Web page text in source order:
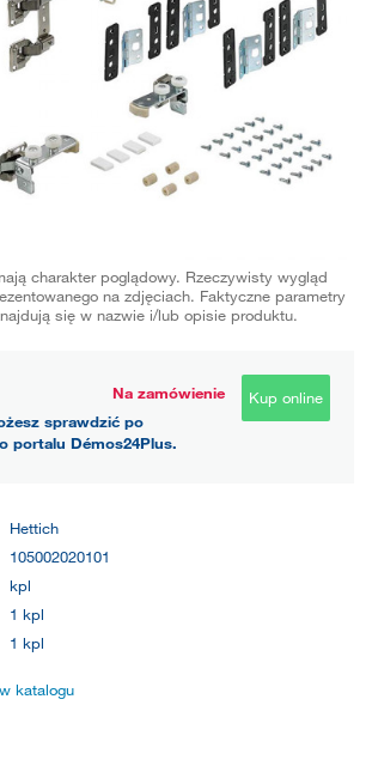
charakter poglądowy. Rzeczywisty wygląd
na zdjęciach. Faktyczne parametry
się w nazwie i/lub opisie produktu.
Na zamówienie
sprawdzić po
portalu Démos24Plus.
Kup online
Hettich
105002020101
kpl
1 kpl
1 kpl
katalogu